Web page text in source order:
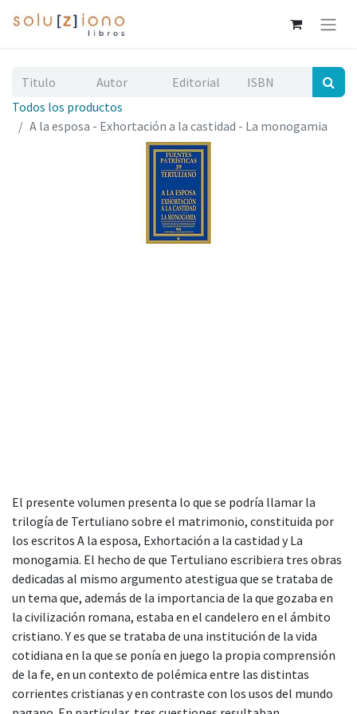
Todos los productos
A la esposa - Exhortación a la castidad - La monogamia
El presente volumen presenta lo que se podría llamar la
trilogía de Tertuliano sobre el matrimonio, constituida por
los escritos A la esposa, Exhortación a la castidad y La
monogamia. El hecho de que Tertuliano escribiera tres obras
dedicadas al mismo argumento atestigua que se trataba de
un tema que, además de la importancia de la que gozaba en
la civilización romana, estaba en el candelero en el ámbito
cristiano. Y es que se trataba de una institución de la vida
cotidiana en la que se ponía en juego la propia comprensión
de la fe, en un contexto de polémica entre las distintas
corrientes cristianas y en contraste con los usos del mundo